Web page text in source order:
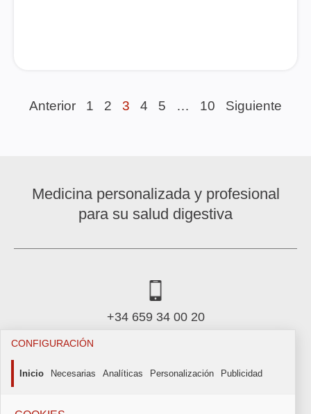
Anterior 1 2 3 4 5 … 10 Siguiente
CONFIGURACIÓN
Inicio Necesarias Analíticas Personalización Publicidad
Medicina personalizada y profesional
para su salud digestiva
+34 659 34 00 20
icadig@icadig.com